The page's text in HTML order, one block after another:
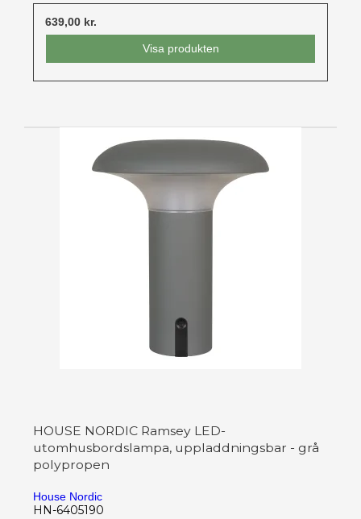
639,00 kr.
Visa produkten
HOUSE NORDIC Ramsey LED-
utomhusbordslampa, uppladdningsbar - grå
polypropen
House Nordic
HN-6405190